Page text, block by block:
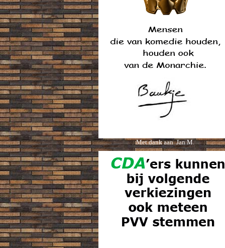
Met dank aan Jan M.